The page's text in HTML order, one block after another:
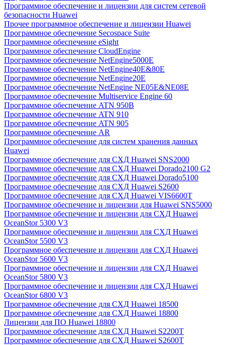
Программное обеспечение и лицензии для систем сетевой
безопасности Huawei
Прочее программное обеспечение и лицензии Huawei
Программное обеспечение Secospace Suite
Программное обеспечение eSight
Программное обеспечение CloudEngine
Программное обеспечение NetEngine5000E
Программное обеспечение NetEngine40E&80E
Программное обеспечение NetEngine20E
Программное обеспечение NetEngine NE05E&NE08E
Программное обеспечение Multiservice Engine 60
Программное обеспечение ATN 950B
Программное обеспечение ATN 910
Программное обеспечение ATN 905
Программное обеспечение AR
Программное обеспечение для систем хранения данных
Huawei
Программное обеспечение для СХД Huawei SNS2000
Программное обеспечение для СХД Huawei Dorado2100 G2
Программное обеспечение для СХД Huawei Dorado5100
Программное обеспечение для СХД Huawei S2600
Программное обеспечение для СХД Huawei VIS6600T
Программное обеспечение и лицензии для Huawei SNS5000
Программное обеспечение и лицензии для СХД Huawei
OceanStor 5300 V3
Программное обеспечение и лицензии для СХД Huawei
OceanStor 5500 V3
Программное обеспечение и лицензии для СХД Huawei
OceanStor 5600 V3
Программное обеспечение и лицензии для СХД Huawei
OceanStor 5800 V3
Программное обеспечение и лицензии для СХД Huawei
OceanStor 6800 V3
Программное обеспечение для СХД Huawei 18500
Программное обеспечение для СХД Huawei 18800
Лицензии для ПО Huawei 18800
Программное обеспечение для СХД Huawei S2200T
Программное обеспечение для СХД Huawei S2600T